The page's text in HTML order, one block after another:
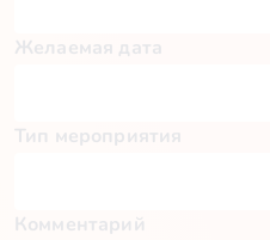
Желаемая дата
Пн Вт
Тип мероприятия
Комментарий